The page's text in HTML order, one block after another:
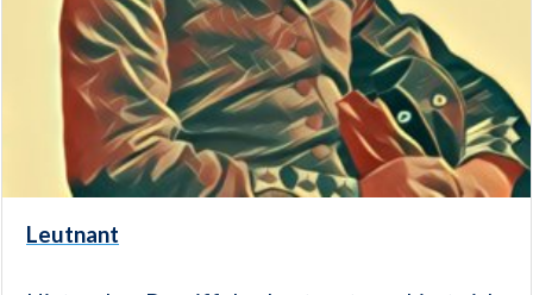
Leutnant